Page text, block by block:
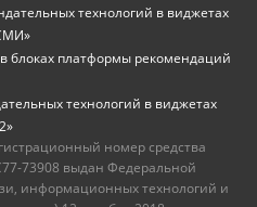
технологий в виджетах
блоках платформы рекомендаций
технологий в виджетах
номер средства
73908 выдан Федеральной
информационных технологий и